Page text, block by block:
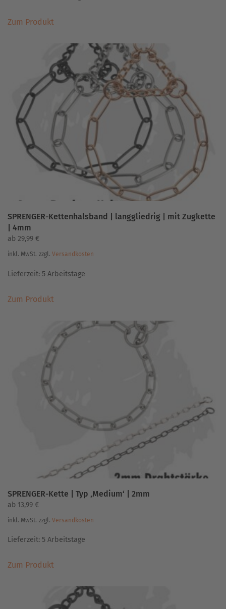
Zum ProduktProdukt
mehrere
Varianten
auf.
Die
Optionen
können
auf
der
Produktseite
gewählt
werden
SPRENGER-Kettenhalsband | langgliedrig | mit Zugkette
| 4mm
ab 29,99 €
inkl. MwSt. zzgl. Versandkosten
Lieferzeit: 5 Arbeitstage
Zum ProduktProdukt
mehrere
Varianten
auf.
der
Produktseite
SPRENGER-Kette | Typ ‚Medium‘ | 2mm
ab 13,99 €
inkl. MwSt. zzgl. Versandkosten
Lieferzeit: 5 Arbeitstage
Zum ProduktProdukt
mehrere
Varianten